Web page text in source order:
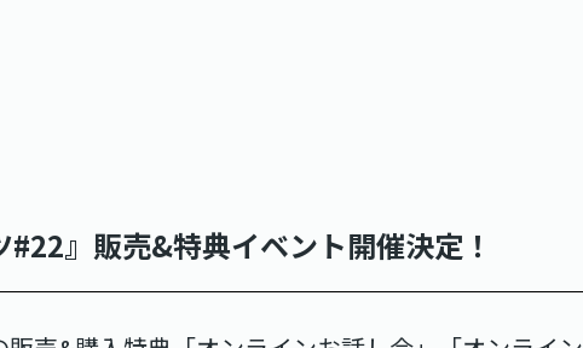
』販売&特典イベント開催決定！